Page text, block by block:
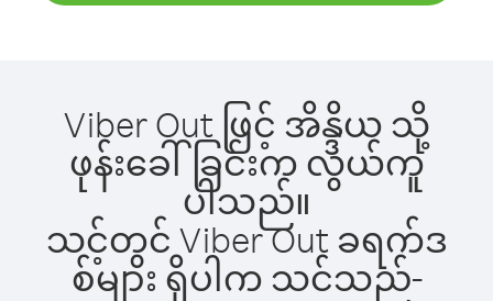
Viber Out ဖြင့် အိန္ဒိယ သို့
ဖုန်းခေါ်ခြင်းက လွယ်ကူ
ပါသည်။
သင့်တွင် Viber Out ခရက်ဒ
စ်များ ရှိပါက သင်သည်-